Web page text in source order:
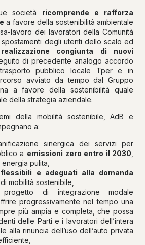
società ricomprende e rafforza
a favore della sostenibilità ambientale
lavoro dei lavoratori della Comunità
degli utenti dello scalo ed
realizzazione congiunta di nuovi
di precedente analogo accordo
pubblico locale Tper e in
avviato da tempo dal Gruppo
a favore della sostenibilità quale
della strategia aziendale.
della mobilità sostenibile, AdB e
a:
sinergica dei servizi per
a emissioni zero entro il 2030
pulita,
e adeguati alla domanda
mobilità sostenibile,
di integrazione modale
progressivamente nel tempo una
più ampia e completa, che possa
delle Parti e i lavoratori dell’intera
alla rinuncia dell’uso dell’auto privata